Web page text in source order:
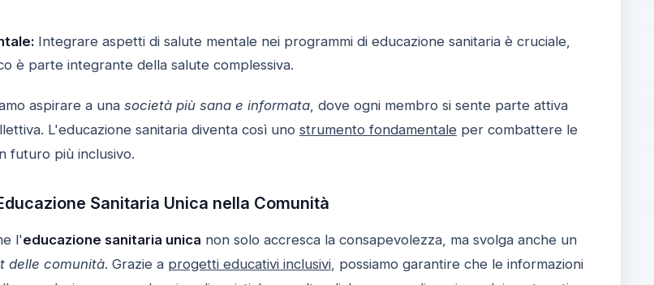
Integrare aspetti di salute mentale nei programmi di educazione sanitaria è cruciale,
è parte integrante della salute complessiva.
aspirare a una società più sana e informata, dove ogni membro si sente parte attiva
L'educazione sanitaria diventa così uno strumento fondamentaleper combattere le
futuro più inclusivo.
Sanitaria Unica nella Comunità
l'educazione sanitaria unica non solo accresca la consapevolezza, ma svolga anche un
delle comunità. Grazie a progetti educativi inclusivi, possiamo garantire che le informazioni